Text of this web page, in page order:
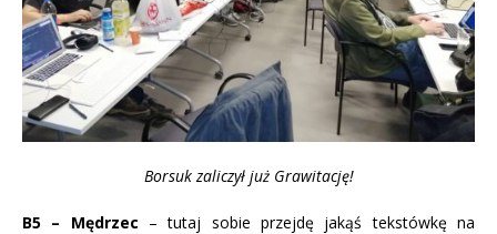
Borsuk zaliczył już Grawitację!
B5 – Mędrzec – tutaj sobie przejdę jakąś tekstówkę na